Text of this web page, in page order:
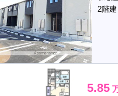
2階
5.85